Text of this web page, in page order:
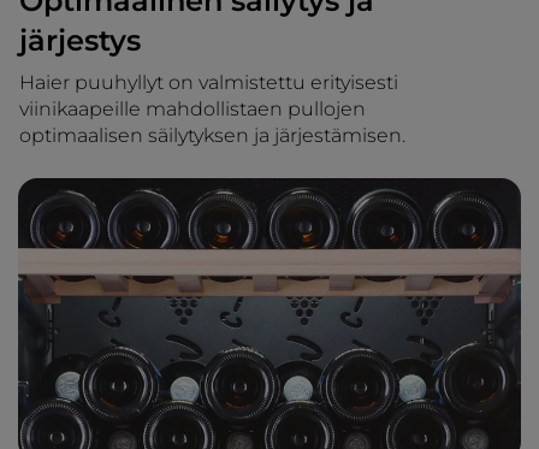
järjestys
Haier puuhyllyt on valmistettu erityisesti
viinikaapeille mahdollistaen pullojen
optimaalisen säilytyksen ja järjestämisen.